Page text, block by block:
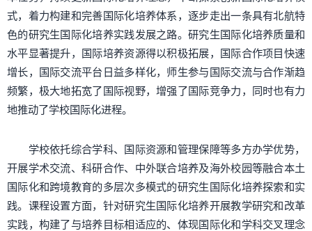
式，着力构建和完善国际化培养体系，逐步走出一条具有北航特
色的研究生国际化培养实践发展之路。研究生国际化培养质量和
水平显著提升，国际培养资源得以积极拓展，国际合作项目快速
增长，国际交流平台日益多样化，师生参与国际交流与合作渐趋
频繁，极大地拓宽了国际视野，增强了国际竞争力，同时也有力
地推动了学校国际化进程。
学校依托综合学科、国际资源和管理保障等多方办学优势，
开展学术交流、科研合作、中外联合培养及海外校园等融合本土
国际化和跨境教育的多层次多模式的研究生国际化培养探索和实
践。课程设置方面，针对研究生国际化培养开展教学研究和改革
实践，构建了与培养目标相适应的、体现国际化和学科交叉理念